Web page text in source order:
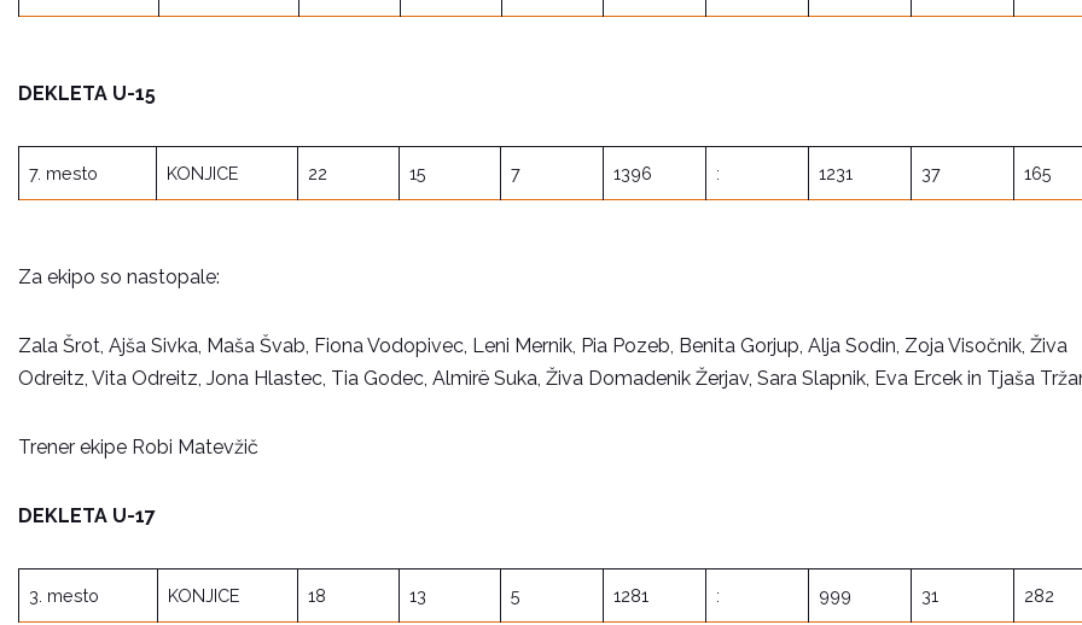
DEKLETA U-15
7. mesto KONJICE 22 15 7 1396 : 1231 37 165
Za ekipo so nastopale:
Zala Šrot, Ajša Sivka, Maša Švab, Fiona Vodopivec, Leni Mernik, Pia Pozeb, Benita Gorjup, Alja Sodin, Zoja Visočnik, Živa
Odreitz, Vita Odreitz, Jona Hlastec, Tia Godec, Almirë Suka, Živa Domadenik Žerjav, Sara Slapnik, Eva Ercek in Tjaša
Trener ekipe Robi Matevžič
DEKLETA U-17
3. mesto KONJICE 18 13 5 1281 : 999 31 282